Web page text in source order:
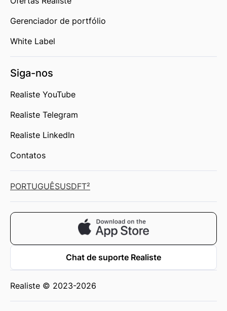
Gerenciador de portfólio
White Label
Siga-nos
Realiste YouTube
Realiste Telegram
Realiste LinkedIn
Contatos
PORTUGUÊSUSDFT²
Chat de suporte Realiste
Realiste © 2023-2026